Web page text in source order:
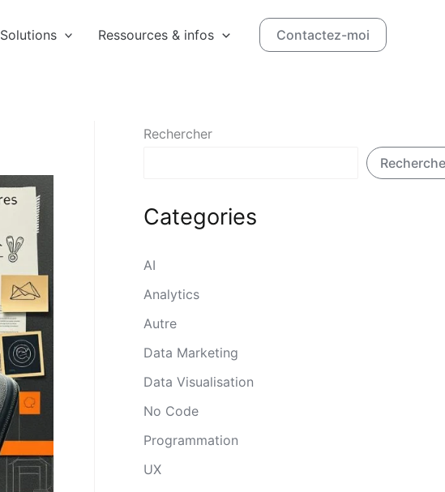
Solutions Ressources & infos Contactez-moi
Rechercher
Categories
AI
Analytics
Autre
Data Marketing
Data Visualisation
No Code
Programmation
UX